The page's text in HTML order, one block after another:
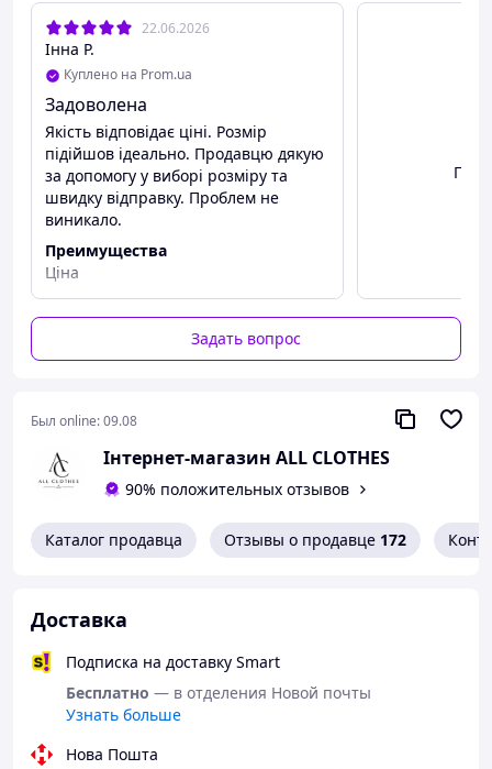
22.06.2026
Інна Р.
Куплено на Prom.ua
Задоволена
Якість відповідає ціні. Розмір
підійшов ідеально. Продавцю дякую
за допомогу у виборі розміру та
швидку відправку. Проблем не
виникало.
Преимущества
Ціна
Недостатки
Немає
Задать вопрос
Был online:09.08
Інтернет-магазин ALL CLOTHES
90% положительных отзывов
Каталог продавца Отзывы о продавце 172
Доставка
Подписка на доставку Smart
Бесплатно — в отделения Новой почты
Узнать больше
Нова Пошта